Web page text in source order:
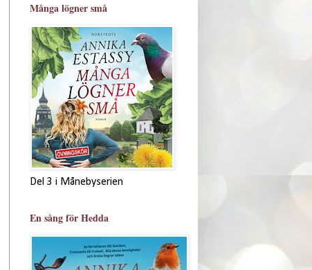
Många lögner små
Del 3 i Månebyserien
En sång för Hedda